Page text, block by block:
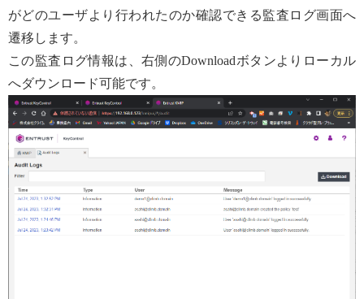
がどのユーザより行われたのか確認できる監査ログ画面へ
遷移します。
この監査ログ情報は、右側のDownloadボタンよりローカル
へダウンロード可能です。